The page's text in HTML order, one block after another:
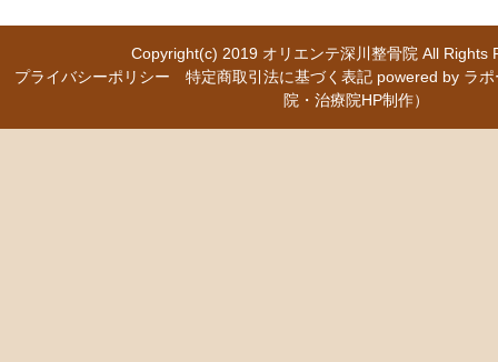
Copyright(c) 2019 オリエンテ深川整骨院 All
プライバシーポリシー
特定商取引法に基づく表記 powered by ラ
院・治療院HP制作）